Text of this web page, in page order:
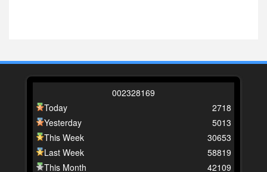
002328169
Today
Yesterday
This Week
Last Week
This Month
2718
5013
30653
58819
42109